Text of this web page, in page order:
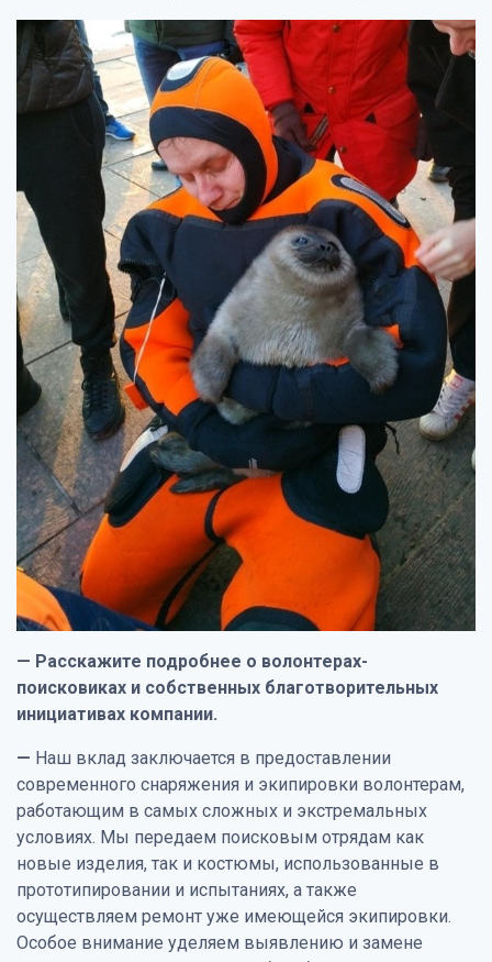
— Расскажите подробнее о волонтерах-
поисковиках и собственных благотворительных
инициативах компании.
— Наш вклад заключается в предоставлении
современного снаряжения и экипировки волонтерам,
работающим в самых сложных и экстремальных
условиях. Мы передаем поисковым отрядам как
новые изделия, так и костюмы, использованные в
прототипировании и испытаниях, а также
осуществляем ремонт уже имеющейся экипировки.
Особое внимание уделяем выявлению и замене